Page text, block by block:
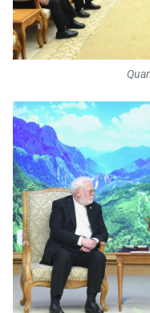
MEDIA CENTER
E-Magazine
Media Chính trị
Media Kinh tế
Media Văn hóa
Media Xã hội
Media Pháp luật
Media Du lịch